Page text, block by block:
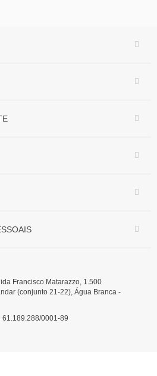
Francisco Matarazzo, 1.500
(conjunto 21-22), Água Branca -
0001-89